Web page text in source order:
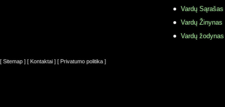
Vardų Sąrašas
Vardų Žinynas
Vardų
[ Sitemap ] [ Kontaktai ] [ Privatumo politika ]